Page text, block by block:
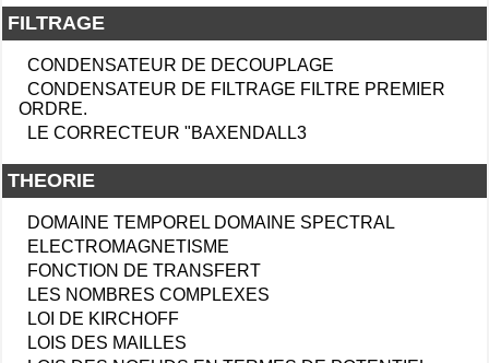
FILTRAGE
CONDENSATEUR DE DECOUPLAGE
CONDENSATEUR DE FILTRAGE FILTRE PREMIER
ORDRE.
LE CORRECTEUR "BAXENDALL3
THEORIE
DOMAINE TEMPOREL DOMAINE SPECTRAL
ELECTROMAGNETISME
FONCTION DE TRANSFERT
LES NOMBRES COMPLEXES
LOI DE KIRCHOFF
LOIS DES MAILLES